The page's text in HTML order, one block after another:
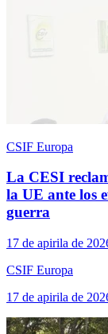
CSIF Europa
La CESI
la UE ante los
guerra
17 de apirila de
CSIF Europa
17 de apirila de